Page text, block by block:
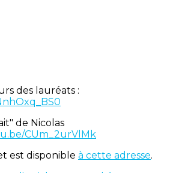
des lauréats :
de Nicolas
CUm_2urVlMk
est disponible à cette adresse.